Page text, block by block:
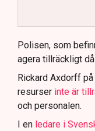
Polisen
för att
Samtidigt är
att navigera
Polisen, som
agera tillräckligt
Rickard Axdorff
resurser inte är
och personalen.
I en ledare i